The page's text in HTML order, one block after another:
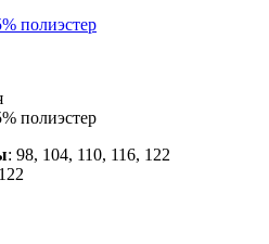
полиэстер
полиэстер
: 98, 104, 110, 116, 122